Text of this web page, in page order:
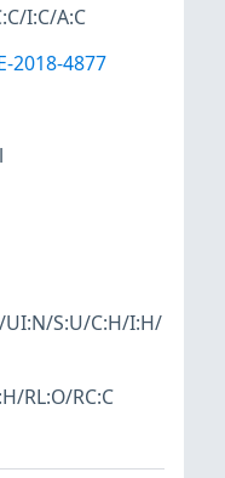
I:C/A:C
2018-4877
UI:N/S:U/C:H/I:H/
RL:O/RC:C